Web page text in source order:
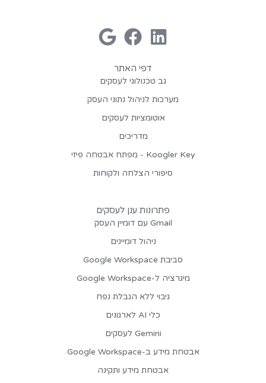
פתרונות ענן לעסקים
Gmail עם דומיין העסק
ניהול דומיינים
סביבת Google Workspace
מיגרציה ל-Google Workspace
גיבוי ללא הגבלת נפח
כלי AI לארגונים
Gemini לעסקים
אבטחת מידע ב-Google Workspace
אבטחת מידע ותקינה
דפי האתר
גב טכנולוגי לעסקים
מערכות לניהול נתוני העסק
אוטומציות לעסקים
מדריכים
Koogler Key - מפתח אבטחה פיזי
סיפורי הצלחה ולקוחות